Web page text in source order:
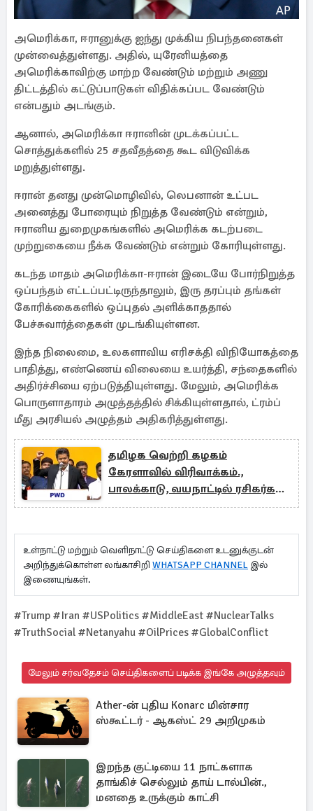
அமெரிக்கா, ஈரானுக்கு ஐந்து முக்கிய நிபந்தனைகள்
முன்வைத்துள்ளது. அதில், யுரேனியத்தை
அமெரிக்காவிற்கு மாற்ற வேண்டும் மற்றும் அணு
திட்டத்தில் கட்டுப்பாடுகள் விதிக்கப்பட வேண்டும்
என்பதும் அடங்கும்.
ஆனால், அமெரிக்கா ஈரானின் முடக்கப்பட்ட
சொத்துக்களில் 25 சதவீதத்தை கூட விடுவிக்க
மறுத்துள்ளது.
ஈரான் தனது முன்மொழிவில், லெபனான் உட்பட
அனைத்து போரையும் நிறுத்த வேண்டும் என்றும்,
ஈரானிய துறைமுகங்களில் அமெரிக்க கடற்படை
முற்றுகையை நீக்க வேண்டும் என்றும் கோரியுள்ளது.
கடந்த மாதம் அமெரிக்கா-ஈரான் இடையே போர்நிறுத்த
ஒப்பந்தம் எட்டப்பட்டிருந்தாலும், இரு தரப்பும் தங்கள்
கோரிக்கைகளில் ஒப்புதல் அளிக்காததால்
பேச்சுவார்த்தைகள் முடங்கியுள்ளன.
இந்த நிலைமை, உலகளாவிய எரிசக்தி விநியோகத்தை
பாதித்து, எண்ணெய் விலையை உயர்த்தி, சந்தைகளில்
அதிர்ச்சியை ஏற்படுத்தியுள்ளது. மேலும், அமெரிக்க
பொருளாதாரம் அழுத்தத்தில் சிக்கியுள்ளதால், ட்ரம்ப்
மீது அரசியல் அழுத்தம் அதிகரித்துள்ளது.
தமிழக வெற்றி கழகம்
கேரளாவில் விரிவாக்கம்.,
பாலக்காடு, வயநாட்டில் ரசிகர்கள்
கூட்டம்
உள்நாட்டு மற்றும் வெளிநாட்டு செய்திகளை உடனுக்குடன்
அறிந்துக்கொள்ள லங்காசிறி WHATSAPP CHANNEL இல்
இணையுங்கள்.
#Trump #Iran #USPolitics #MiddleEast #NuclearTalks
#TruthSocial #Netanyahu #OilPrices #GlobalConflict
மேலும் சர்வதேசம் செய்திகளைப் படிக்க இங்கே அழுத்தவும்
Ather-ன் புதிய Konarc மின்சார
ஸ்கூட்டர் - ஆகஸ்ட் 29 அறிமுகம்
இறந்த குட்டியை 11 நாட்களாக
தாங்கிச் செல்லும் தாய் டால்பின்.,
மனதை உருக்கும் காட்சி